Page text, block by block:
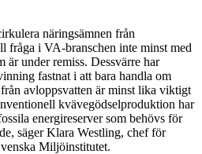
näringsämnen från
fråga i VA-branschen inte minst med
är under remiss. Dessvärre har
fastnat i att bara handla om
avloppsvatten är minst lika viktigt
kvävegödselproduktion har
energireserver som behövs för
säger Klara Westling, chef för
Miljöinstitutet.